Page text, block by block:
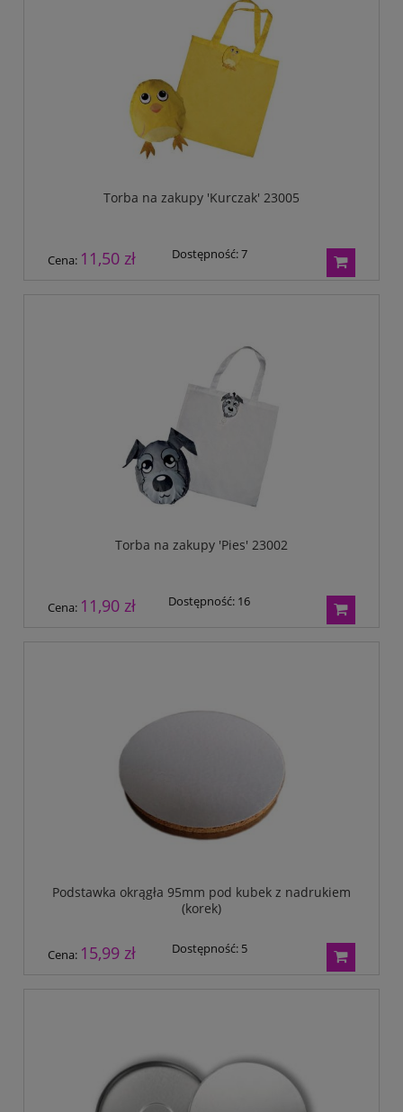
Torba na zakupy 'Kurczak' 23005
Cena: 11,50 zł Dostępność:7
Torba na zakupy 'Pies' 23002
Cena: 11,90 zł Dostępność: 16
Podstawka okrągła 95mm pod kubek z nadrukiem
(korek)
Cena: 15,99 zł Dostępność: 5